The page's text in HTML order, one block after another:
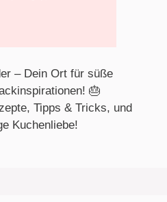
– Dein Ort für süße
🎂
Tipps & Tricks, und
Kuchenliebe!